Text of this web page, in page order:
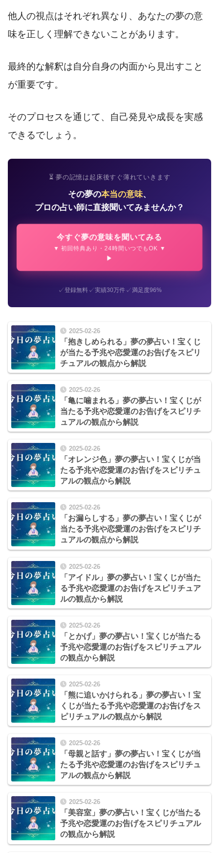
他人の視点はそれぞれ異なり、あなたの夢の意
味を正しく理解できないことがあります。
最終的な解釈は自分自身の内面から見出すこと
が重要です。
そのプロセスを通じて、自己発見や成長を実感
できるでしょう。
⏳ 夢の記憶は起床後すぐ薄れていきます
その夢の本当の意味、
プロの占い師に直接聞いてみませんか？
今すぐ夢の意味を聞いてみる
▼ 初回特典あり・24時間いつでもOK ▼
✓登録無料✓実績30万件✓満足度96%
2025-02-26
「抱きしめられる」夢の夢占い！宝くじ
が当たる予兆や恋愛運のお告げをスピリ
チュアルの観点から解説
2025-02-26
「亀に噛まれる」夢の夢占い！宝くじが
当たる予兆や恋愛運のお告げをスピリチ
ュアルの観点から解説
2025-02-26
「オレンジ色」夢の夢占い！宝くじが当
たる予兆や恋愛運のお告げをスピリチュ
アルの観点から解説
2025-02-26
「お漏らしする」夢の夢占い！宝くじが
当たる予兆や恋愛運のお告げをスピリチ
ュアルの観点から解説
2025-02-26
「アイドル」夢の夢占い！宝くじが当た
る予兆や恋愛運のお告げをスピリチュア
ルの観点から解説
2025-02-26
「とかげ」夢の夢占い！宝くじが当たる
予兆や恋愛運のお告げをスピリチュアル
の観点から解説
2025-02-26
「熊に追いかけられる」夢の夢占い！宝
くじが当たる予兆や恋愛運のお告げをス
ピリチュアルの観点から解説
2025-02-26
「母親と話す」夢の夢占い！宝くじが当
たる予兆や恋愛運のお告げをスピリチュ
アルの観点から解説
2025-02-26
「美容室」夢の夢占い！宝くじが当たる
予兆や恋愛運のお告げをスピリチュアル
の観点から解説